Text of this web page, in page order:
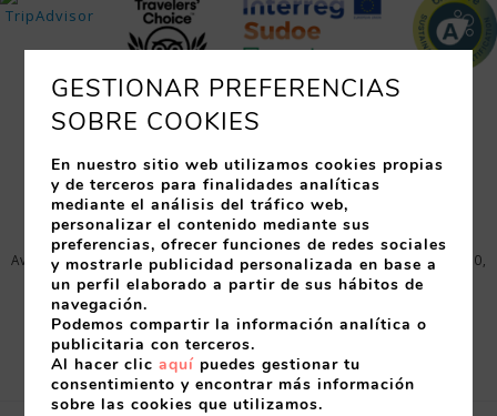
HABITACIONES SERVICIOS RESTAURANTES
EVENTOS
OFERTAS
SITUACIÓN FOTOS
Avinguda Just Marlès, 25 (17310) - Lloret de Mar (España), 17310,
Lloret de Mar,Gerona ,España
Tel:+34 972 364 358
info@granhotelflamingo.com
Nº Reg.: HG-001552 - Comercial Turistica S.L. - CIF B17011925
GESTIONAR PREFERENCIAS
SOBRE COOKIES
En nuestro sitio web utilizamos cookies propias
y de terceros para finalidades analíticas
mediante el análisis del tráfico web,
personalizar el contenido mediante sus
preferencias, ofrecer funciones de redes sociales
y mostrarle publicidad personalizada en base a
un perfil elaborado a partir de sus hábitos de
navegación.
Podemos compartir la información analítica o
publicitaria con terceros.
Al hacer clicaquí puedes gestionar tu
consentimiento y encontrar más información
sobre las cookies que utilizamos.